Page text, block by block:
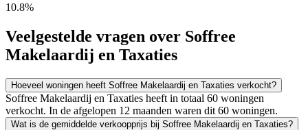
10.8%
Veelgestelde vragen over Soffree
Makelaardij en Taxaties
Hoeveel woningen heeft Soffree Makelaardij en Taxaties verkocht?
Soffree Makelaardij en Taxaties heeft in totaal 60 woningen
verkocht. In de afgelopen 12 maanden waren dit 60 woningen.
Wat is de gemiddelde verkoopprijs bij Soffree Makelaardij en Taxaties?